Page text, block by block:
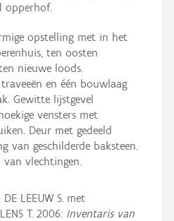
opperhof.
opstelling met in het
ten oosten
nieuwe loods.
en één bouwlaag
Gewitte lijstgevel
vensters met
Deur met gedeeld
van geschilderde baksteen.
van vlechtingen.
LEEUW S. met
T. 2006: Inventaris van